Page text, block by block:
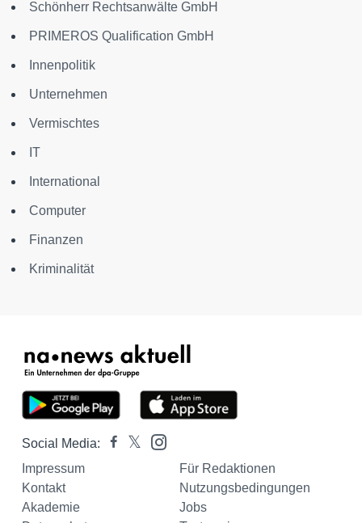
Schönherr Rechtsanwälte GmbH
PRIMEROS Qualification GmbH
Innenpolitik
Unternehmen
Vermischtes
IT
International
Computer
Finanzen
Kriminalität
Social Media:
Impressum
Für Redaktionen
Kontakt
Nutzungsbedingungen
Akademie
Jobs